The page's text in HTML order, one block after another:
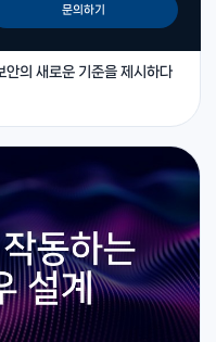
문의하기
의 새로운 기준을 제시하다